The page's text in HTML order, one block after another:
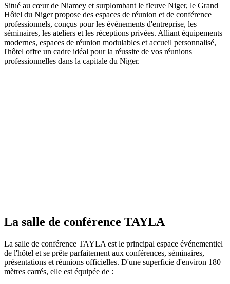
Situé au cœur de Niamey et surplombant le fleuve Niger, le Grand
Hôtel du Niger propose des espaces de réunion et de conférence
professionnels, conçus pour les événements d'entreprise, les
séminaires, les ateliers et les réceptions privées. Alliant équipements
modernes, espaces de réunion modulables et accueil personnalisé,
l'hôtel offre un cadre idéal pour la réussite de vos réunions
professionnelles dans la capitale du Niger.
La salle de conférence TAYLA
La salle de conférence TAYLA est le principal espace événementiel
de l'hôtel et se prête parfaitement aux conférences, séminaires,
présentations et réunions officielles. D'une superficie d'environ 180
mètres carrés, elle est équipée de :